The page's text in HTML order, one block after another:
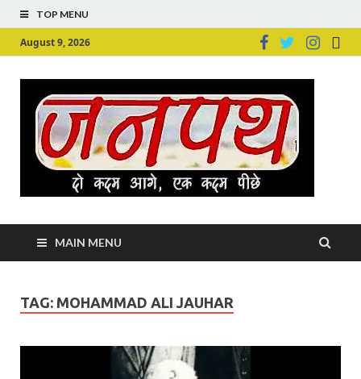
TOP MENU
August 9, 2026
MAIN MENU
TAG: MOHAMMAD ALI JAUHAR